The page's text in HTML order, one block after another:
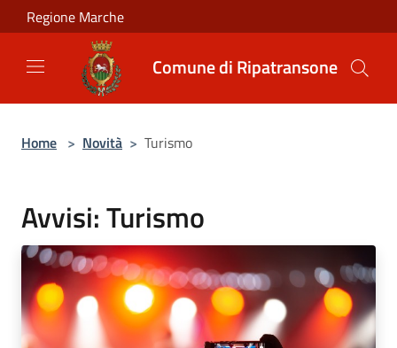
Salta al contenuto principale
Regione Marche
Comune di Ripatransone
Home > Novità > Turismo
Avvisi: Turismo